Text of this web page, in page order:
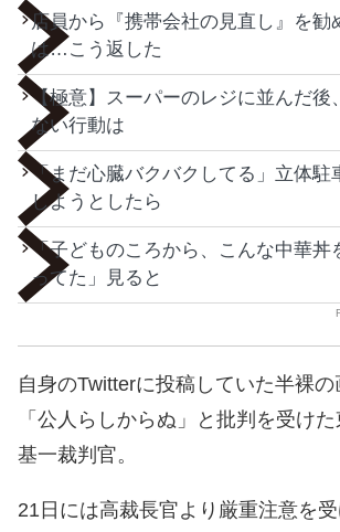
店員から『携帯会社の見直し』を勧
は…こう返した
【極意】スーパーのレジに並んだ後
ない行動は
「まだ心臓バクバクしてる」立体駐
しようとしたら
「子どものころから、こんな中華丼
ってた」見ると
自身のTwitterに投稿していた半裸の
「公人らしからぬ」と批判を受け
基一裁判官。
21日には高裁長官より厳重注意を